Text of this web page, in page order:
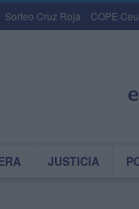
Sorteo Cruz Roja COPE
JUSTICIA